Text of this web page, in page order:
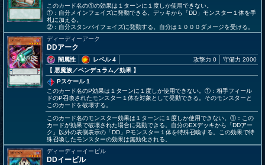
このカード名の①の効果は１ターンに１度しか使用できない。
①：自分メインフェイズに発動できる。デッキから「DD」モンスター１体を手
札に加える。
②：自分スタンバイフェイズに発動する。自分は１０００ダメージを受ける。
ディーディーアーク
DDアーク
闇属性
レベル 4
【 悪魔族／ペンデュラム／効果 】
攻撃力 0 守備力 2000
Pスケール 1
このカード名のP効果は１ターンに１度しか使用できない。①：相手フィール
ドのP召喚されたモンスター１体を対象として発動できる。そのモンスターと
このカードを破壊する。
このカード名のモンスター効果は１ターンに１度しか使用できない。①：この
カードが効果で破壊された場合に発動できる。自分のEXデッキから「DDアー
ク」以外の表側表示の「DD」Pモンスター１体を特殊召喚する。この効果で特
殊召喚したモンスターの効果は無効化される。
ディーディーイービル
DDイービル